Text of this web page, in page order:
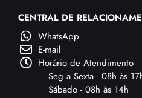
CENTRAL DE
WhatsApp
E-mail
Horário de Atendimento
Seg a Sexta - 08h às
Sábado - 08h às 14h